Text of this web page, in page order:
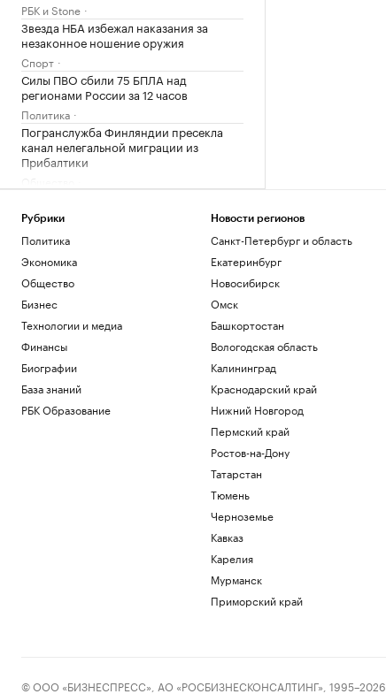
РБК и Stone
Звезда НБА избежал наказания за
незаконное ношение оружия
Спорт
Силы ПВО сбили 75 БПЛА над
регионами России за 12 часов
Политика
Погранслужба Финляндии пресекла
канал нелегальной миграции из
Прибалтики
Видеоитоги РБК
Что будет после принятия сенатом
билля Грэма о санкциях против России
Политика
Минтруд раскрыл, кто получит право
на две пенсии
Киты, тундра и космические пейзажи:
зачем ехать в восточную Арктику
РБК и УК Первая
Лукашенко рассказал, зачем
Белоруссия открыла границы для
контракт с «Леганесом» на один год
Рубрики
Политика
Экономика
Общество
Бизнес
Технологии и медиа
Финансы
Биографии
База знаний
РБК Образование
Новости регионов
Санкт-Петербург и область
Екатеринбург
Новосибирск
Омск
Башкортостан
Вологодская область
Калининград
Краснодарский край
Нижний Новгород
Пермский край
Ростов-на-Дону
Татарстан
Тюмень
Черноземье
Кавказ
Карелия
Мурманск
Приморский край
© ООО «БИЗНЕСПРЕСС», АО «РОСБИЗНЕСКОНСАЛТИНГ», 1995–2026.